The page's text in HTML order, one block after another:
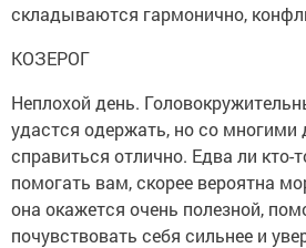
складываются гармонично,
КОЗЕРОГ
Неплохой день.
удастся одержать, но со
справиться отлично. Едва ли кто-
помогать вам, скорее вероятна
она окажется очень полезной,
почувствовать себя сильнее и